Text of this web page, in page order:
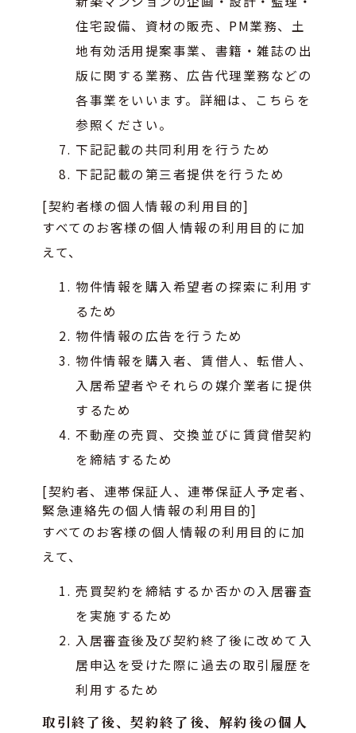
住宅設備、資材の販売、PM業務、土
地有効活用提案事業、書籍・雑誌の出
版に関する業務、広告代理業務などの
各事業をいいます。詳細は、 こちら を
参照ください。
下記記載の共同利用を行うため
下記記載の第三者提供を行うため
[契約者様の個人情報の利用目的]
すべてのお客様の個人情報の利用目的に加
えて、
物件情報を購入希望者の探索に利用す
るため
物件情報の広告を行うため
物件情報を購入者、賃借人、転借人、
入居希望者やそれらの媒介業者に提供
するため
不動産の売買、交換並びに賃貸借契約
を締結するため
[契約者、連帯保証人、連帯保証人予定者、
緊急連絡先の個人情報の利用目的]
すべてのお客様の個人情報の利用目的に加
えて、
売買契約を締結するか否かの入居審査
を実施するため
入居審査後及び契約終了後に改めて入
居申込を受けた際に過去の取引履歴を
利用するため
取引終了後、契約終了後、解約後の個人